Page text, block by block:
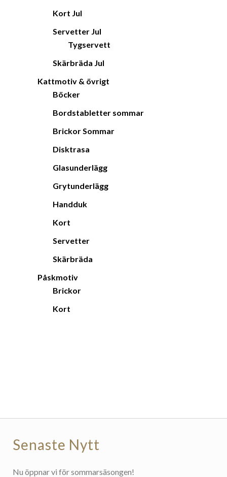
Kort Jul
Servetter Jul
Tygservett
Skärbräda Jul
Kattmotiv & övrigt
Böcker
Bordstabletter sommar
Brickor Sommar
Disktrasa
Glasunderlägg
Grytunderlägg
Handduk
Kort
Servetter
Skärbräda
Påskmotiv
Brickor
Kort
Senaste Nytt
Nu öppnar vi för sommarsäsongen!